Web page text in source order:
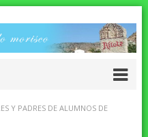
Y PADRES DE ALUMNOS DE